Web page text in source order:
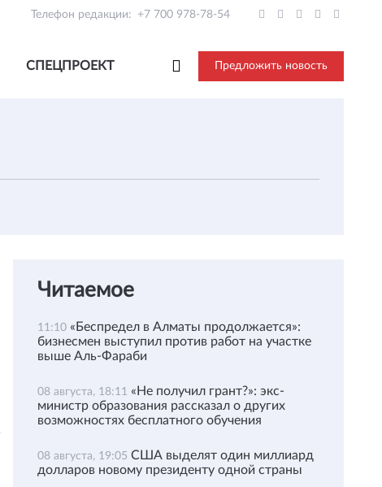
Телефон редакции: +7 700 978-78-54
СПЕЦПРОЕКТ Предложить новость
Читаемое
11:10 «Беспредел в Алматы продолжается»:
бизнесмен выступил против работ на участке
выше Аль-Фараби
08 августа, 18:11 «Не получил грант?»: экс-
министр образования рассказал о других
возможностях бесплатного обучения
08 августа, 19:05 США выделят один миллиард
долларов новому президенту одной страны